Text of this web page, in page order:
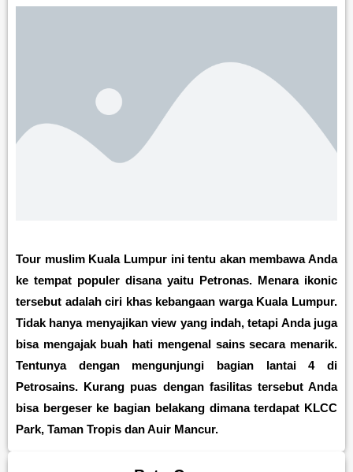
Tour muslim Kuala Lumpur ini tentu akan membawa Anda
ke tempat populer disana yaitu Petronas. Menara ikonic
tersebut adalah ciri khas kebangaan warga Kuala Lumpur.
Tidak hanya menyajikan view yang indah, tetapi Anda juga
bisa mengajak buah hati mengenal sains secara menarik.
Tentunya dengan mengunjungi bagian lantai 4 di
Petrosains. Kurang puas dengan fasilitas tersebut Anda
bisa bergeser ke bagian belakang dimana terdapat KLCC
Park, Taman Tropis dan Auir Mancur.